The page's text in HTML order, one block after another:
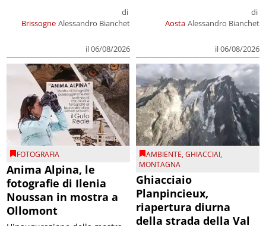
Brissogne
di
Alessandro Bianchet
il 06/08/2026
Aosta
di
Alessandro Bianchet
il 06/08/2026
FOTOGRAFIA
Anima Alpina, le
fotografie di Ilenia
Noussan in mostra a
Ollomont
AMBIENTE,GHIACCIAI,
MONTAGNA
Ghiacciaio
Planpincieux,
riapertura diurna
della strada della Val